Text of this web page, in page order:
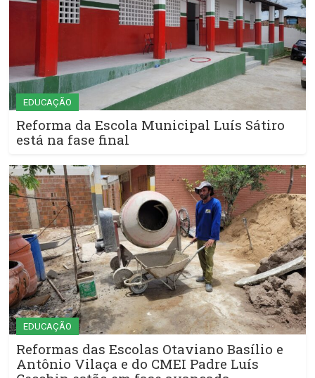
EDUCAÇÃO
Reforma da Escola Municipal Luís Sátiro
está na fase final
EDUCAÇÃO
Reformas das Escolas Otaviano Basílio e
Antônio Vilaça e do CMEI Padre Luís